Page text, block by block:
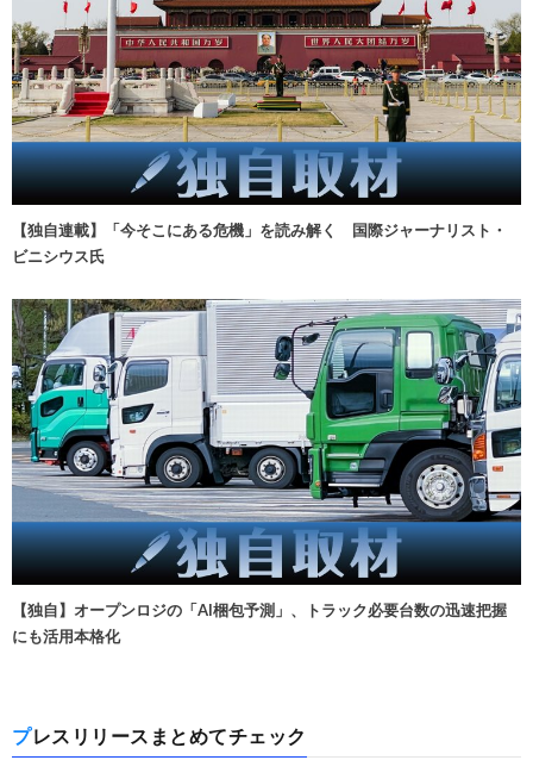
【独自連載】「今そこにある危機」を読み解く 国際ジャーナリスト・
ビニシウス氏
【独自】オープンロジの「AI梱包予測」、トラック必要台数の迅速把握
にも活用本格化
プレスリリースまとめてチェック